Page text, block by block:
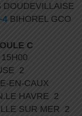
DOUDEVILLAISE
4 BIHOREL GCO
C
2
EN-CAUX
HAVRE 2
SUR MER 2